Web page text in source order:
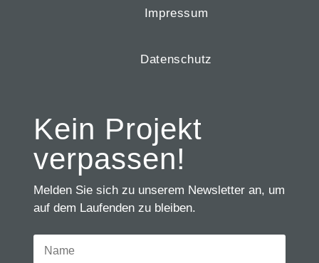
Impressum
Datenschutz
Kein Projekt
verpassen!
Melden Sie sich zu unserem Newsletter an, um
auf dem Laufenden zu bleiben.